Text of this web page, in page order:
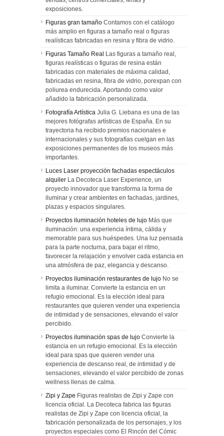
exposiciones.
Figuras gran tamaño Contamos con el catálogo
más amplio en figuras a tamaño real o figuras
realísticas fabricadas en resina y fibra de vidrio.
Figuras Tamaño Real Las figuras a tamaño real,
figuras realísticas o figuras de resina están
fabricadas con materiales de máxima calidad,
fabricadas en resina, fibra de vidrio, porexpan con
poliurea endurecida. Aportando como valor
añadido la fabricación personalizada.
Fotografía Artística Julia G. Liebana es una de las
mejores fotógrafas artísticas de España. En su
trayectoria ha recibido premios nacionales e
internacionales y sus fotografías cuelgan en las
exposiciones permanentes de los museos más
importantes.
Luces Laser proyección fachadas espectáculos
alquiler La Decoteca Laser Experience, un
proyecto innovador que transforma la forma de
iluminar y crear ambientes en fachadas, jardines,
plazas y espacios singulares.
Proyectos iluminación hoteles de lujo Más que
iluminación: una experiencia íntima, cálida y
memorable para sus huéspedes. Una luz pensada
para la parte nocturna, para bajar el ritmo,
favorecer la relajación y envolver cada estancia en
una atmósfera de paz, elegancia y descanso.
Proyectos iluminación restaurantes de lujo No se
limita a iluminar. Convierte la estancia en un
refugio emocional. Es la elección ideal para
restaurantes que quieren vender una experiencia
de intimidad y de sensaciones, elevando el valor
percibido.
Proyectos iluminación spas de lujo Convierte la
estancia en un refugio emocional. Es la elección
ideal para spas que quieren vender una
experiencia de descanso real, de intimidad y de
sensaciones, elevando el valor percibido de zonas
wellness llenas de calma.
Zipi y Zape Figuras realistas de Zipi y Zape con
licencia oficial. La Decoteca fabrica las figuras
realistas de Zipi y Zape con licencia oficial, la
fabricación personalizada de los personajes, y los
proyectos especiales como El Rincón del Cómic